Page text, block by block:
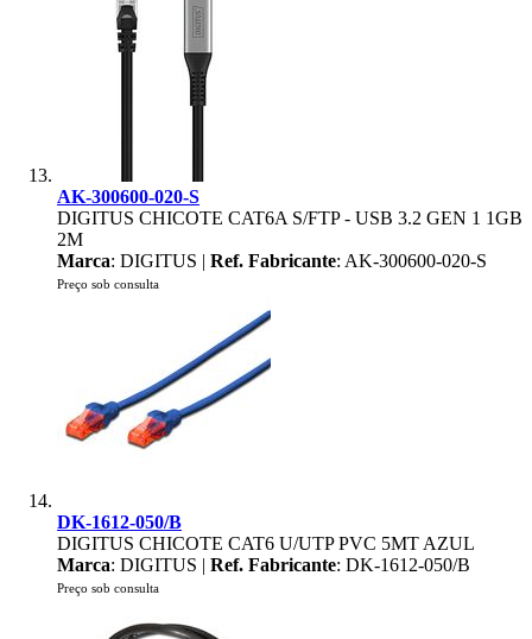
AK-300600-020-S
DIGITUS CHICOTE CAT6A S/FTP - USB 3.2 GEN 1 1GB
2M
Marca: DIGITUS | Ref. Fabricante: AK-300600-020-S
Preço sob consulta
DK-1612-050/B
DIGITUS CHICOTE CAT6 U/UTP PVC 5MT AZUL
Marca: DIGITUS | Ref. Fabricante: DK-1612-050/B
Preço sob consulta